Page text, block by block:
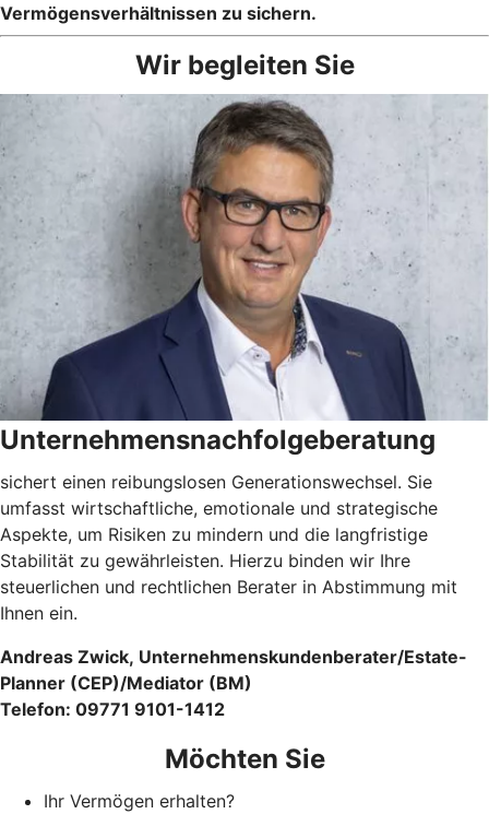
Vermögensverhältnissen zu sichern.
Wir begleiten Sie
Unternehmensnachfolgeberatung
sichert einen reibungslosen Generationswechsel. Sie
umfasst wirtschaftliche, emotionale und strategische
Aspekte, um Risiken zu mindern und die langfristige
Stabilität zu gewährleisten. Hierzu binden wir Ihre
steuerlichen und rechtlichen Berater in Abstimmung mit
Ihnen ein.
Andreas Zwick, Unternehmenskundenberater/Estate-
Planner (CEP)/Mediator (BM)
Telefon: 09771 9101-1412
Möchten Sie
Ihr Vermögen erhalten?